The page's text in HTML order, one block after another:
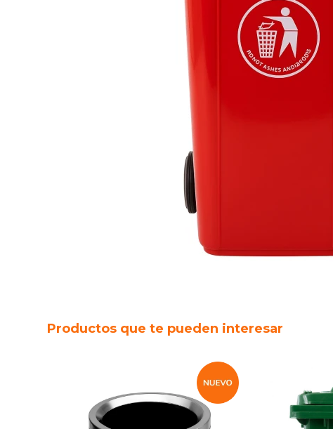
Productos que te pueden interesar